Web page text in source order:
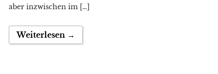
aber inzwischen im […]
Weiterlesen →